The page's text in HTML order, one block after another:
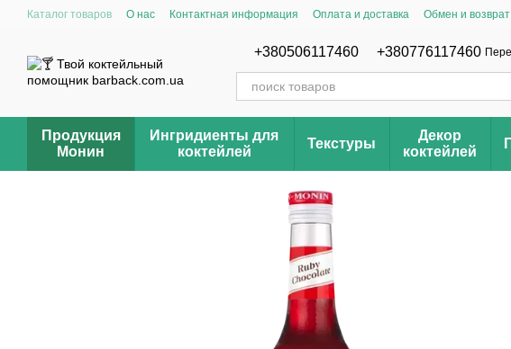
Перейти к основному контенту
Каталог товаров О нас Контактная информация Оплата и доставка Обмен и возврат
+380506117460 +380776117460
Продукция
Монин
Ингридиенты для
коктейлей
Текстуры
Декор
коктейлей